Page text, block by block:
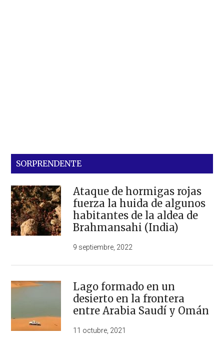
SORPRENDENTE
Ataque de hormigas rojas
fuerza la huida de algunos
habitantes de la aldea de
Brahmansahi (India)
9 septiembre, 2022
Lago formado en un
desierto en la frontera
entre Arabia Saudí y Omán
11 octubre, 2021